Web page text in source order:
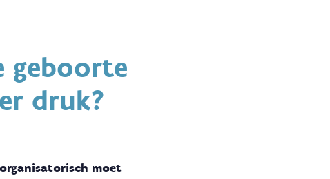
geboorte
druk?
moet